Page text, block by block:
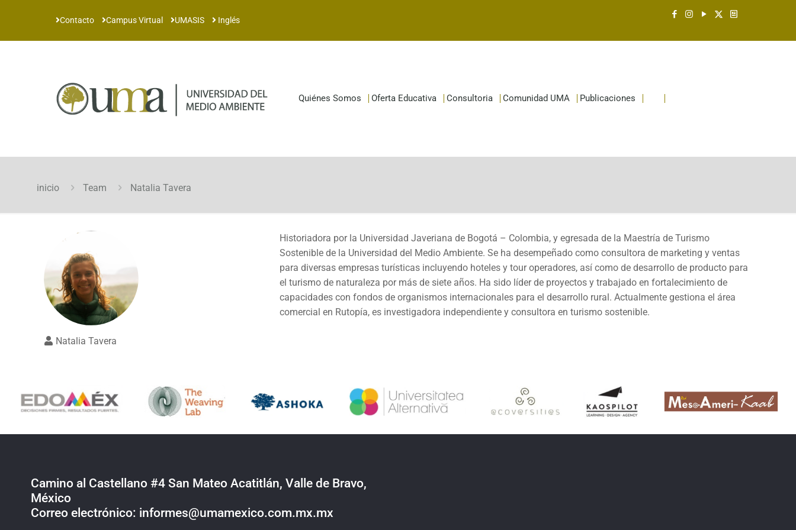
Contacto Campus Virtual UMASIS Inglés
Quiénes Somos Oferta Educativa Consultoria Comunidad UMA Publicaciones
inicio Team Natalia Tavera
Natalia Tavera
Historiadora por la Universidad Javeriana de Bogotá – Colombia, y egresada de la Maestría de Turismo
Sostenible de la Universidad del Medio Ambiente. Se ha desempeñado como consultora de marketing y ventas
para diversas empresas turísticas incluyendo hoteles y tour operadores, así como de desarrollo de producto para
el turismo de naturaleza por más de siete años. Ha sido líder de proyectos y trabajado en fortalecimiento de
capacidades con fondos de organismos internacionales para el desarrollo rural. Actualmente gestiona el área
comercial en Rutopía, es investigadora independiente y consultora en turismo sostenible.
Camino al Castellano #4 San Mateo Acatitlán, Valle de Bravo,
México
Correo electrónico: informes@umamexico.com.mx.mx